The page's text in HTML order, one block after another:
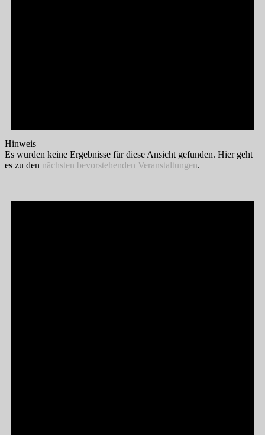
Hinweis
Es wurden keine Ergebnisse für diese Ansicht gefunden. Hier geht
es zu den nächsten bevorstehenden Veranstaltungen.